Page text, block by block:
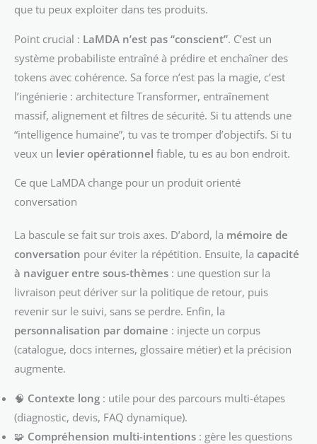
que tu peux exploiter dans tes produits.
Point crucial : LaMDA n’est pas “conscient”. C’est un
système probabiliste entraîné à prédire et enchaîner des
tokens avec cohérence. Sa force n’est pas la magie, c’est
l’ingénierie : architecture Transformer, entraînement
massif, alignement et filtres de sécurité. Si tu attends une
“intelligence humaine”, tu vas te tromper d’objectifs. Si tu
veux un levier opérationnel fiable, tu es au bon endroit.
Ce que LaMDA change pour un produit orienté
conversation
La bascule se fait sur trois axes. D’abord, la mémoire de
conversation pour éviter la répétition. Ensuite, la capacité
à naviguer entre sous-thèmes : une question sur la
livraison peut dériver sur la politique de retour, puis
revenir sur le suivi, sans se perdre. Enfin, la
personnalisation par domaine : injecte un corpus
(catalogue, docs internes, glossaire métier) et la précision
augmente.
🧠 Contexte long : utile pour des parcours multi-étapes
(diagnostic, devis, FAQ dynamique).
🧩 Compréhension multi-intentions : gère les questions